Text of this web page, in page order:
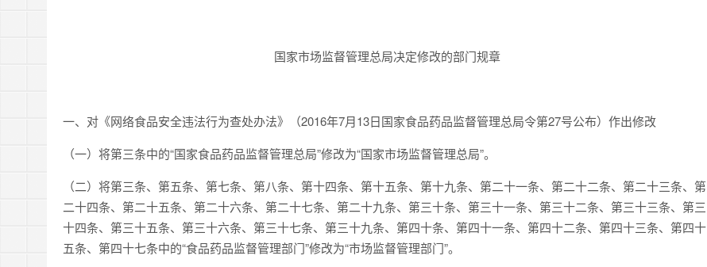
国家市场监督管理总局决定修改的部门规章
一、对《网络食品安全违法行为查处办法》（2016年7月13日国家食品药品监督管理总局令第27号公布）作出修改
（一）将第三条中的“国家食品药品监督管理总局”修改为“国家市场监督管理总局”。
（二）将第三条、第五条、第七条、第八条、第十四条、第十五条、第十九条、第二十一条、第二十二条、第二十三条、第
二十四条、第二十五条、第二十六条、第二十七条、第二十九条、第三十条、第三十一条、第三十二条、第三十三条、第三
十四条、第三十五条、第三十六条、第三十七条、第三十九条、第四十条、第四十一条、第四十二条、第四十三条、第四十
五条、第四十七条中的“食品药品监督管理部门”修改为“市场监督管理部门”。